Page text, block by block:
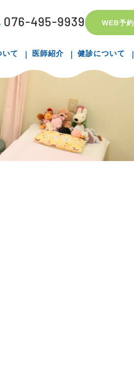
076-495-9939 WEB予約
いて 医師紹介 健診について